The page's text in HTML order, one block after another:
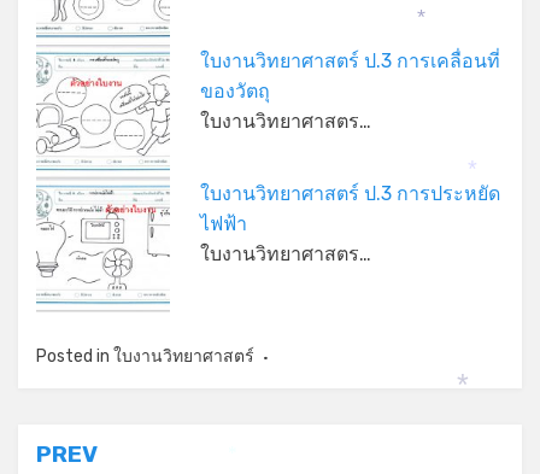
ใบงานวิทยาศาสตร์ ป.3 การเคลื่อนที่
ของวัตถุ
ใบงานวิทยาศาสตร…
ใบงานวิทยาศาสตร์ ป.3 การประหยัด
ไฟฟ้า
ใบงานวิทยาศาสตร…
Posted in ใบงานวิทยาศาสตร์
แนะแนว
PREV
*